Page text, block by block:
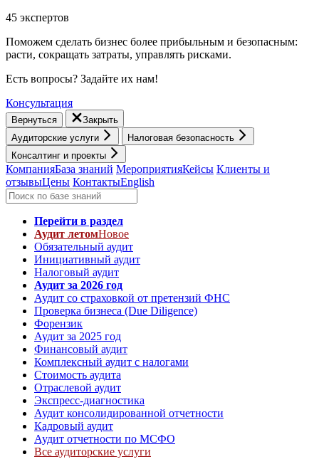
45 экспертов
Поможем сделать бизнес более прибыльным и безопасным:
расти, cокращать затраты, управлять рисками.
Есть вопросы? Задайте их нам!
Консультация
Вернуться
Закрыть
Аудиторские услуги
Налоговая безопасность
Консалтинг и проекты
КомпанияБаза знаний МероприятияКейсы Клиенты и
отзывыЦены КонтактыEnglish
Перейти в раздел
Аудит летомНовое
Обязательный аудит
Инициативный аудит
Налоговый аудит
Аудит за 2026 год
Аудит со страховкой от претензий ФНС
Проверка бизнеса (Due Diligence)
Форензик
Аудит за 2025 год
Финансовый аудит
Комплексный аудит с налогами
Стоимость аудита
Отраслевой аудит
Экспресс-диагностика
Аудит консолидированной отчетности
Кадровый аудит
Аудит отчетности по МСФО
Все аудиторские услуги